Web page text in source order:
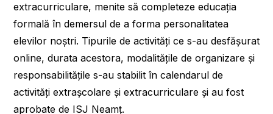
extracurriculare, menite să completeze educaţia
formală în demersul de a forma personalitatea
elevilor noştri. Tipurile de activități ce s-au desfășurat
online, durata acestora, modalitățile de organizare și
responsabilitățile s-au stabilit în calendarul de
activităţi extraşcolare şi extracurriculare și au fost
aprobate de ISJ Neamț.